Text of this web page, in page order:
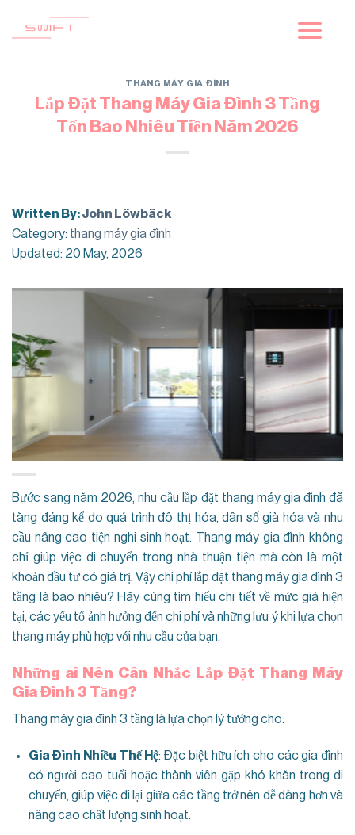
THANG MÁY GIA ĐÌNH
Lắp Đặt Thang Máy Gia Đình 3 Tầng
Tốn Bao Nhiêu Tiền Năm 2026
Written By:John Löwbäck
Category: thang máy gia đình
Updated: 20 May, 2026
Bước sang năm 2026, nhu cầu lắp đặt thang máy gia đình đã
tăng đáng kể do quá trình đô thị hóa, dân số già hóa và nhu
cầu nâng cao tiện nghi sinh hoạt. Thang máy gia đình không
chỉ giúp việc di chuyển trong nhà thuận tiện mà còn là một
khoản đầu tư có giá trị. Vậy chi phí lắp đặt thang máy gia đình 3
tầng là bao nhiêu? Hãy cùng tìm hiểu chi tiết về mức giá hiện
tại, các yếu tố ảnh hưởng đến chi phí và những lưu ý khi lựa chọn
thang máy phù hợp với nhu cầu của bạn.
Những ai Nên Cân Nhắc Lắp Đặt Thang Máy
Gia Đình 3 Tầng?
Thang máy gia đình 3 tầng là lựa chọn lý tưởng cho:
Gia Đình Nhiều Thế Hệ: Đặc biệt hữu ích cho các gia đình
có người cao tuổi hoặc thành viên gặp khó khăn trong di
chuyển, giúp việc đi lại giữa các tầng trở nên dễ dàng hơn và
nâng cao chất lượng sinh hoạt.